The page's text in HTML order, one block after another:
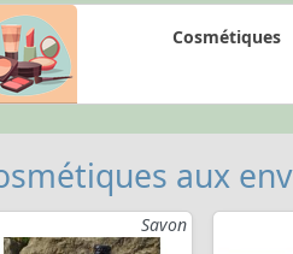
Cosmétiques
aux
Savon